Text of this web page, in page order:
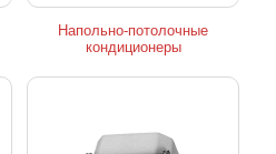
Напольно-потолочные
кондиционеры